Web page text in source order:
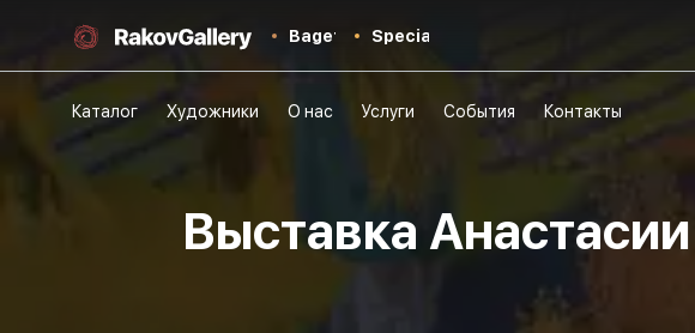
Baget Special
Каталог Художники О нас Услуги События Контакты
Выставка